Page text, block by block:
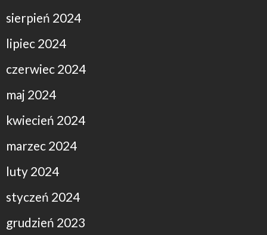
sierpień 2024
lipiec 2024
czerwiec 2024
maj 2024
kwiecień 2024
marzec 2024
luty 2024
styczeń 2024
grudzień 2023